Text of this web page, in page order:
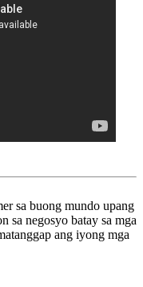
sa buong mundo upang
sa negosyo batay sa mga
ang iyong mga